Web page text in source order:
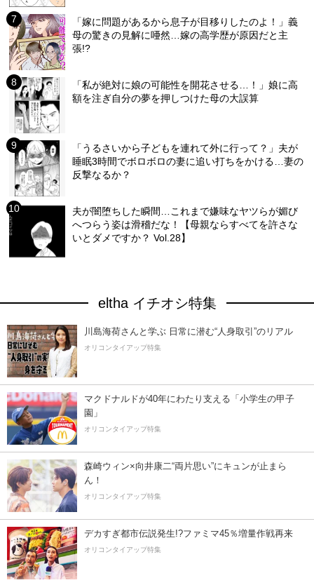
「嫁に問題があるから息子が目移りしたのよ！」義
母の驚きの見解に唖然…嫁の高学歴が原因だと主
張!?
「私が絶対に娘の可能性を開花させる…！」娘に高
額を注ぎ自分の夢を押しつけた母の大誤算
「うるさいから子どもを連れて外に行って？」夫が
睡眠3時間でボロボロの妻に追い打ちをかける…妻の
反撃なるか？
夫が闇堕ちした瞬間…これまで嫌味なヤツらが媚び
へつらう姿は滑稽だな！【母親ならすべてを許さな
いとダメですか？ Vol.28】
eltha イチオシ特集
川島海荷さんと学ぶ 日常に潜む“人身取引”のリアル
オリコンタイアップ特集
マクドナルドが40年にわたり支える「小学生の甲子
園」
オリコンタイアップ特集
森崎ウィン×向井康二“両片思い”にキュンが止まら
ん！
オリコンタイアップ特集
デカすぎ都市伝説発生!?ファミマ45％増量作戦再来
オリコンタイアップ特集